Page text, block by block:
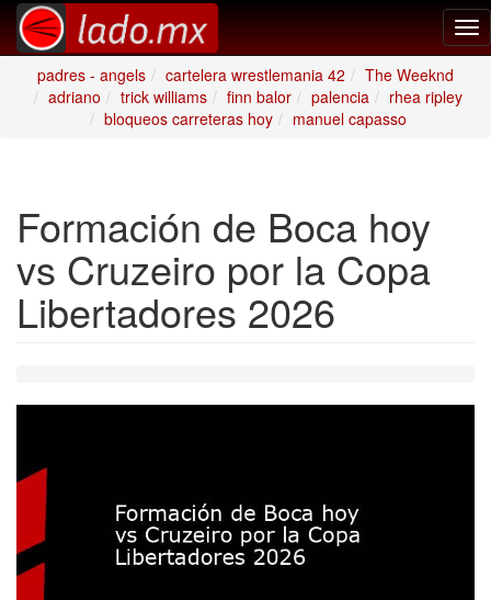
padres - angels
cartelera wrestlemania 42
The Weeknd
adriano
trick williams finn balor palencia
rhea ripley
bloqueos carreteras hoy
manuel capasso
Formación de Boca hoy
vs Cruzeiro por la Copa
Libertadores 2026